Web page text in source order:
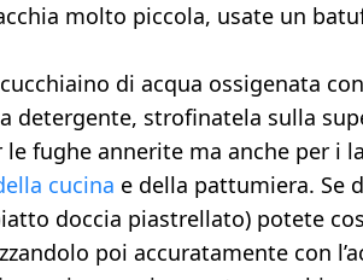
molto piccola, usate un
di acqua ossigenata
detergente, strofinatela sulla
fughe annerite ma anche per i
cucina e della pattumiera. Se
doccia piastrellato) potete
poi accuratamente con